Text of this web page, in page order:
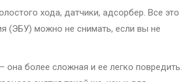
хода, датчики, адсорбер. Все это
(ЭБУ) можно не снимать, если вы не
она более сложная и ее легко